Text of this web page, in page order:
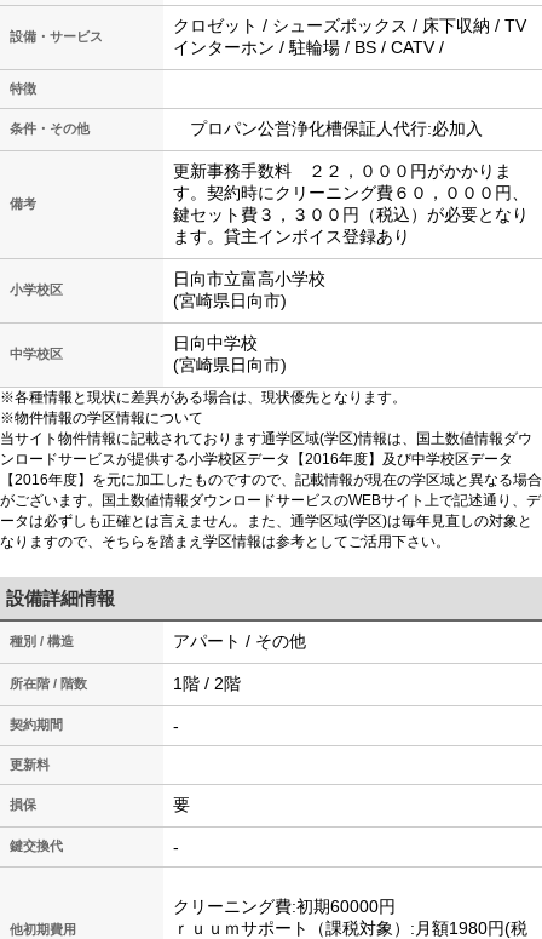
設備・サービス
クロゼット / シューズボックス / 床下収納 / TV
インターホン / 駐輪場 / BS / CATV /
特徴
条件・その他 プロパン公営浄化槽保証人代行:必加入
備考
更新事務手数料 ２２，０００円がかかりま
す。契約時にクリーニング費６０，０００円、
鍵セット費３，３００円（税込）が必要となり
ます。貸主インボイス登録あり
小学校区
日向市立富高小学校
(宮崎県日向市)
中学校区
日向中学校
(宮崎県日向市)
※各種情報と現状に差異がある場合は、現状優先となります。
※物件情報の学区情報について
当サイト物件情報に記載されております通学区域(学区)情報は、国土数値情報ダウ
ンロードサービスが提供する小学校区データ【2016年度】及び中学校区データ
【2016年度】を元に加工したものですので、記載情報が現在の学区域と異なる場合
がございます。国土数値情報ダウンロードサービスのWEBサイト上で記述通り、デ
ータは必ずしも正確とは言えません。また、通学区域(学区)は毎年見直しの対象と
なりますので、そちらを踏まえ学区情報は参考としてご活用下さい。
設備詳細情報
種別 / 構造 アパート / その他
所在階 / 階数 1階 / 2階
契約期間 -
更新料
損保 要
鍵交換代 -
他初期費用
クリーニング費:初期60000円
ｒｕｕｍサポート（課税対象）:月額1980円(税